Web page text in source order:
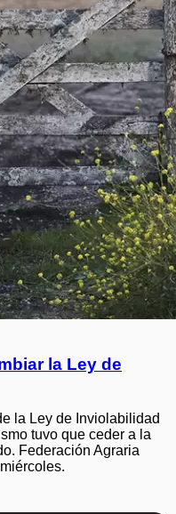
la Ley de
la Ley de Inviolabilidad
tuvo que ceder a la
Federación Agraria